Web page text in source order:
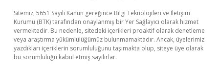
Sitemiz, 5651 Sayılı Kanun gereğince Bilgi Teknolojileri ve İletişim
Kurumu (BTK) tarafından onaylanmış bir Yer Sağlayıcı olarak hizmet
vermektedir. Bu nedenle, sitedeki içerikleri proaktif olarak denetleme
veya araştırma yükümlülüğümüz bulunmamaktadır. Ancak, üyelerimiz
yazdıkları içeriklerin sorumluluğunu taşımakta olup, siteye üye olarak
bu sorumluluğu kabul etmiş sayılırlar.